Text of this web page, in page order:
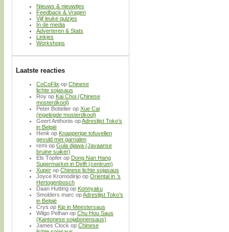
Nieuws & nieuwtjes
Feedback & Vragen
Vijf leuke quizjes
In de media
Adverteren & Stats
Linkjes
Workshops
Laatste reacties
CoCoFlix op Chinese
lichte sojasaus
Roy op Kai Choi (Chinese
mosterdkool)
Peter Bottelier op Xue Cai
(ingelegde mosterdkool)
Geert Anthonis opAdreslijst Toko’s
in België
Henk op Knapperige tofuvellen
gevuld met garnalen
remi op Gula djawa (Javaanse
bruine suiker)
Els Töpfer op Dong Nan Hang
Supermarket in Delft (centrum)
Xuper op Chinese lichte sojasaus
Joyce Kromodirijo op Oriental in ’s
Hertogenbosch
Daan Hutting op Konnyaku
Smolders marc opAdreslijst Toko’s
in België
Crys op Kip in Meestersaus
Wilgo Pelhan op Chu Hou Saus
(Kantonese sojabonensaus)
James Clock op Chinese